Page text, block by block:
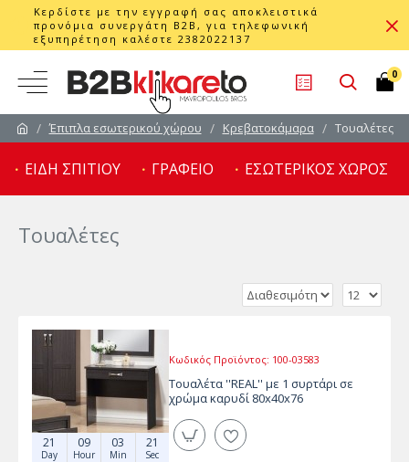
Κερδίστε με την εγγραφή σας αποκλειστικά
προνόμια συνεργάτη B2B, για τηλεφωνική
εξυπηρέτηση καλέστε 2382022137
0
Έπιπλα εσωτερικού χώρου Κρεβατοκάμαρα Τουαλέτες
ΕΙΔΗ ΣΠΙΤΙΟΥ ΓΡΑΦΕΙΟ ΕΣΩΤΕΡΙΚΟΣ ΧΩΡΟΣ
Τουαλέτες
21
Day
09
Hour
03
Min
21
Sec
Κωδικός Προϊόντος: 100-03583
Τουαλέτα ''REAL'' με 1 συρτάρι σε
χρώμα καρυδί 80x40x76